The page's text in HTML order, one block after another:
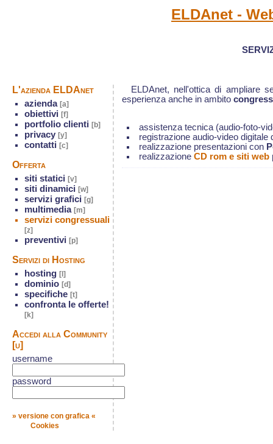
ELDAnet -
L'azienda ELDAnet
azienda [a]
obiettivi [f]
portfolio clienti [b]
privacy [y]
contatti [c]
Offerta
siti statici [v]
siti dinamici [w]
servizi grafici [g]
multimedia [m]
servizi congressuali
[z]
preventivi [p]
Servizi di Hosting
hosting [l]
dominio [d]
specifiche [t]
confronta le offerte!
[k]
Accedi alla Community
[u]
username
password
» versione con grafica «
Cookies
ELDAnet, nell'ottica di ampliare
esperienza anche in ambito
assistenza tecnica (audio-foto-
registrazione audio-video digitale
realizzazione presentazioni con
realizzazione CD rom e siti web